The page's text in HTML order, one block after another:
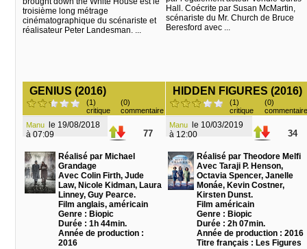
troisième long métrage
cinématographique du scénariste et
réalisateur Peter Landesman. ...
Hall. Coécrite par Susan McMartin,
scénariste du Mr. Church de Bruce
Beresford avec ...
GENIUS (2016)
(1)
critique
(0)
commentaire
Manu
à 07:09
77
Réalisé par Michael
Grandage
Avec Colin Firth, Jude
Law, Nicole Kidman, Laura
Linney, Guy Pearce.
Film anglais, américain
Genre : Biopic
Durée : 1h 44min.
Année de production :
2016
HIDDEN FIGURES (2016)
(1)
critique
(0)
commentaire
Manu
à 12:00
34
Réalisé par Theodore Melfi
Avec Taraji P. Henson,
Octavia Spencer, Janelle
Monáe, Kevin Costner,
Kirsten Dunst.
Film américain
Genre : Biopic
Durée : 2h 07min.
Année de production : 2016
Titre français : Les Figures